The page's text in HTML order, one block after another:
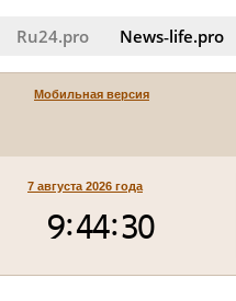
Ru24.pro News‑life.pro
Мобильная версия
7 августа 2026 года